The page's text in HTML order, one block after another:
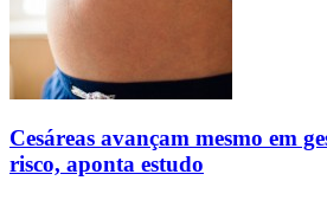
Cesáreas avançam mesmo em
risco, aponta estudo